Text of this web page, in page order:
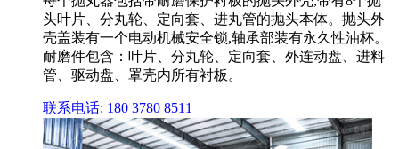
头叶片、分丸轮、定向套、进丸管的抛头本体。抛头外
壳盖装有一个电动机械安全锁,轴承部装有永久性油杯。
耐磨件包含：叶片、分丸轮、定向套、外连动盘、进料
管、驱动盘、罩壳内所有衬板。
联系电话: 180 3780 8511